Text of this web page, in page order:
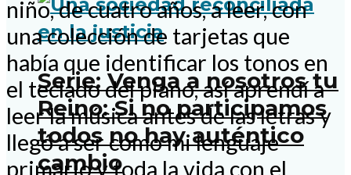
Serie: Venga a nosotros tu
Reino: Si no participamos
todos no hay auténtico
cambio
niño, de cuatro años, a leer, con
una colección de tarjetas que
había que identificar los tonos en
el teclado del piano, así aprendí a
leer la música antes de las letras y
llegó a ser como mi lenguaje
primario y toda la vida con el